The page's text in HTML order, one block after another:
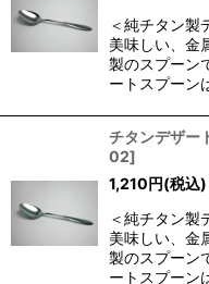
＜純チタン製
美味しい、金
製のスプーン
ートスプーン
チタンデザ
02]
1,210円(税込)
＜純チタン製
美味しい、金
製のスプーン
ートスプーン